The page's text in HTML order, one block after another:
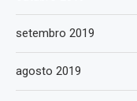
setembro 2019
agosto 2019